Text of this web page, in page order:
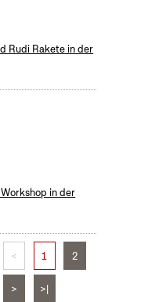
Rudi Rakete in der
in der
< 1 2
> >|